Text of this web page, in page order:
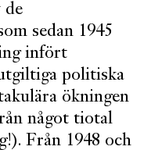
de
sedan 1945
infört
politiska
ökningen
något tiotal
Från 1948 och